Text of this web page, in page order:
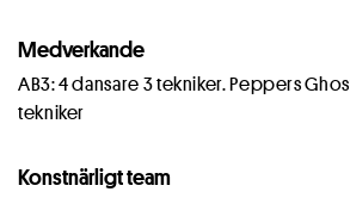
Medverkande
AB3: 4 dansare 3 tekniker. Peppers
tekniker
Konstnärligt team